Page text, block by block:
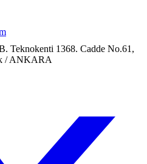
Teknokenti 1368. Cadde No.61,
/ ANKARA